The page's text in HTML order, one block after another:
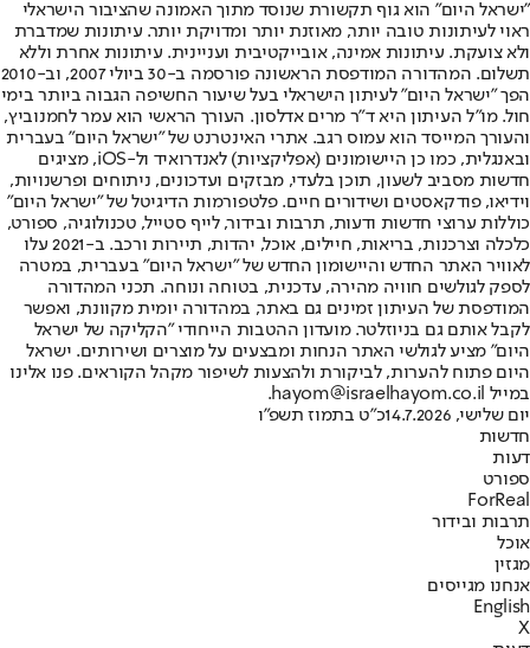
"ישראל היום" הוא גוף תקשורת שנוסד מתוך האמונה שהציבור הישראלי
ראוי לעיתונות טובה יותר, מאוזנת יותר ומדויקת יותר. עיתונות שמדברת
ולא צועקת. עיתונות אמינה, אובייקטיבית ועניינית. עיתונות אחרת וללא
תשלום. המהדורה המודפסת הראשונה פורסמה ב-30 ביולי 2007, וב-2010
הפך "ישראל היום" לעיתון הישראלי בעל שיעור החשיפה הגבוה ביותר בימי
חול. מו"ל העיתון היא ד"ר מרים אדלסון. העורך הראשי הוא עמר לחמנוביץ,
והעורך המייסד הוא עמוס רגב. אתרי האינטרנט של "ישראל היום" בעברית
ובאנגלית, כמו כן היישומונים (אפליקציות) לאנדרואיד ול-iOS, מציגים
חדשות מסביב לשעון, תוכן בלעדי, מבזקים ועדכונים, ניתוחים ופרשנויות,
וידיאו, פודקאסטים ושידורים חיים. פלטפורמות הדיגיטל של "ישראל היום"
כוללות ערוצי חדשות ודעות, תרבות ובידור, לייף סטייל, טכנולוגיה, ספורט,
כלכלה וצרכנות, בריאות, חיילים, אוכל, יהדות, תיירות ורכב. ב-2021 עלו
לאוויר האתר החדש והיישומון החדש של "ישראל היום" בעברית, במטרה
לספק לגולשים חוויה מהירה, עדכנית, בטוחה ונוחה. תכני המהדורה
המודפסת של העיתון זמינים גם באתר, במהדורה יומית מקוונת, ואפשר
לקבל אותם גם בניוזלטר. מועדון ההטבות הייחודי "הקליקה של ישראל
היום" מציע לגולשי האתר הנחות ומבצעים על מוצרים ושירותים. ישראל
היום פתוח להערות, לביקורת ולהצעות לשיפור מקהל הקוראים. פנו אלינו
במייל hayom@israelhayom.co.il.
יום שלישי, 14.7.2026
כ"ט בתמוז תשפ"ו
חדשות
דעות
ספורט
ForReal
תרבות ובידור
אוכל
מגזין
אנחנו מגייסים
English
X